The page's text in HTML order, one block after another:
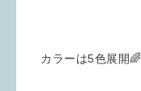
カラーは5色展開🌈